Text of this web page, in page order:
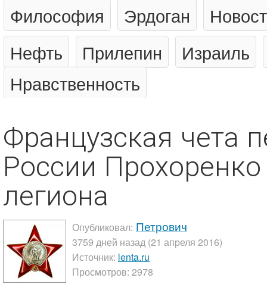
Философия
Эрдоган
Нефть
Прилепин
Израиль
Нравственность
Французская чета
России
легиона
Опубликовал: Петрович
3759 дней назад (21 апреля 2016)
Источник: lenta.ru
Просмотров: 2978